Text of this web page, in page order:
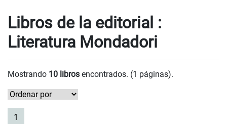
Libros de la editorial :
Literatura Mondadori
Mostrando 10 libros encontrados. (1 páginas).
1